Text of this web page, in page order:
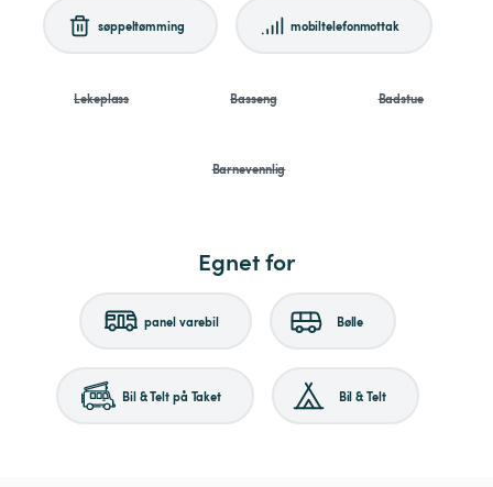
søppeltømming mobiltelefonmottak
Lekeplass Basseng Badstue
Barnevennlig
Egnet for
panel varebil Bølle
Bil & Telt på Taket Bil & Telt